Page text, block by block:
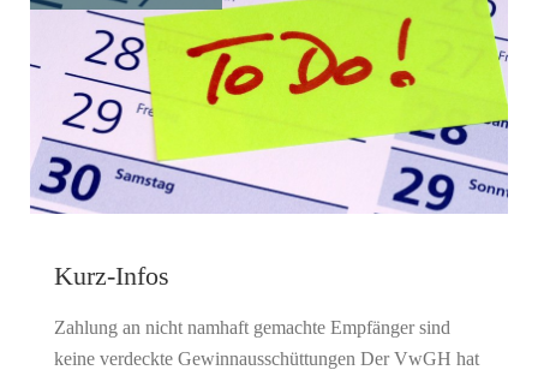
Kurz-Infos
Zahlung an nicht namhaft gemachte Empfänger sind
keine verdeckte Gewinnausschüttungen Der VwGH hat